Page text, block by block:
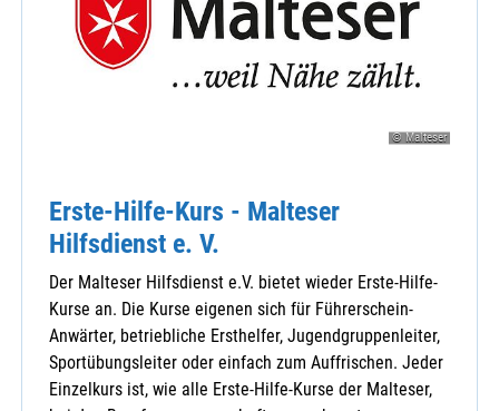
© Malteser
Erste-Hilfe-Kurs - Malteser
Hilfsdienst e. V.
Der Malteser Hilfsdienst e.V. bietet wieder Erste-Hilfe-
Kurse an. Die Kurse eigenen sich für Führerschein-
Anwärter, betriebliche Ersthelfer, Jugendgruppenleiter,
Sportübungsleiter oder einfach zum Auffrischen. Jeder
Einzelkurs ist, wie alle Erste-Hilfe-Kurse der Malteser,